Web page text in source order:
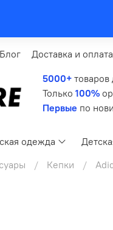
Блог Доставка и оплата
5000+ товаров
Только 100%
Первые по
одежда
Кепки